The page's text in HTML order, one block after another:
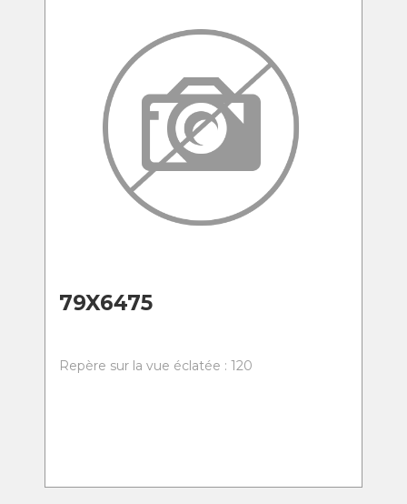
79X6475
Repère sur la vue éclatée : 120